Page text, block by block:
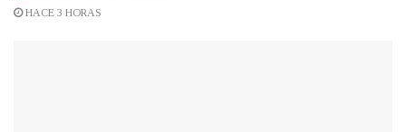
HACE 3 HORAS